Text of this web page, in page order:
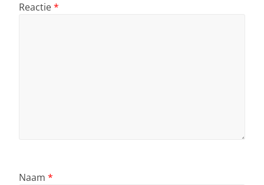
Reactie*
Naam *